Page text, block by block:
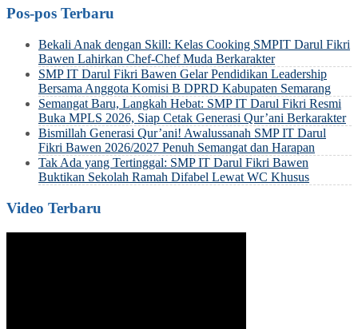
Pos-pos Terbaru
Bekali Anak dengan Skill: Kelas Cooking SMPIT Darul Fikri
Bawen Lahirkan Chef-Chef Muda Berkarakter
SMP IT Darul Fikri Bawen Gelar Pendidikan Leadership
Bersama Anggota Komisi B DPRD Kabupaten Semarang
Semangat Baru, Langkah Hebat: SMP IT Darul Fikri Resmi
Buka MPLS 2026, Siap Cetak Generasi Qur’ani Berkarakter
Bismillah Generasi Qur’ani! Awalussanah SMP IT Darul
Fikri Bawen 2026/2027 Penuh Semangat dan Harapan
Tak Ada yang Tertinggal: SMP IT Darul Fikri Bawen
Buktikan Sekolah Ramah Difabel Lewat WC Khusus
Video Terbaru